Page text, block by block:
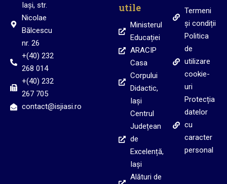
Iași, str.
Nicolae
Bălcescu
nr. 26
+(40) 232
268 014
+(40) 232
267 705
contact@isjiasi.ro
utile
Ministerul
Educației
ARACIP
Casa
Corpului
Didactic,
Iași
Centrul
Județean
de
Excelență,
Iași
Alături de
Termeni
și condiții
Politica
de
utilizare
cookie-
uri
Protecția
datelor
cu
caracter
personal